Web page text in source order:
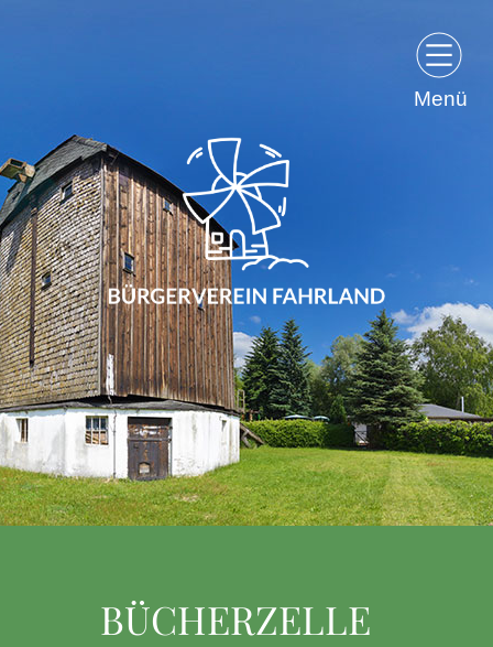
Bürgerverein Fahrland und Umgebung
Menü
BÜCHERZELLE